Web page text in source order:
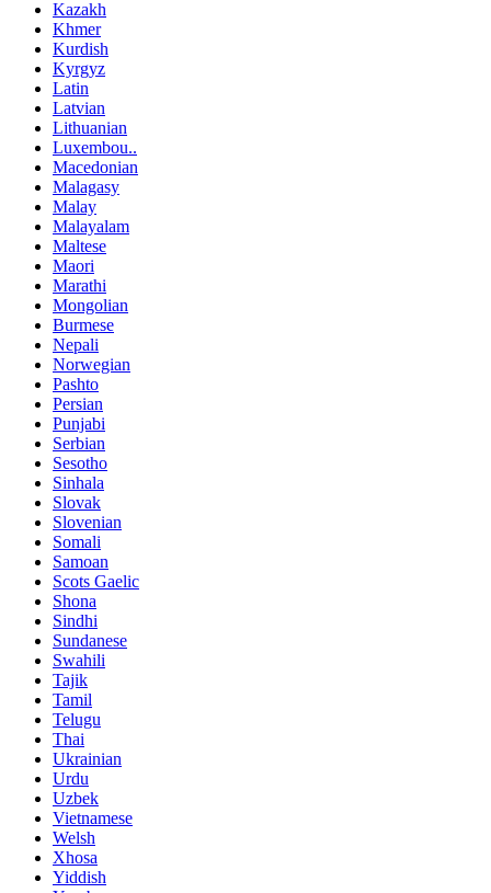
Kazakh
Khmer
Kurdish
Kyrgyz
Latin
Latvian
Lithuanian
Luxembou..
Macedonian
Malagasy
Malay
Malayalam
Maltese
Maori
Marathi
Mongolian
Burmese
Nepali
Norwegian
Pashto
Persian
Punjabi
Serbian
Sesotho
Sinhala
Slovak
Slovenian
Somali
Samoan
Scots Gaelic
Shona
Sindhi
Sundanese
Swahili
Tajik
Tamil
Telugu
Thai
Ukrainian
Urdu
Uzbek
Vietnamese
Welsh
Xhosa
Yiddish